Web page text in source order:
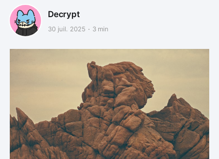
Decrypt
30 juil. 2025 3 min